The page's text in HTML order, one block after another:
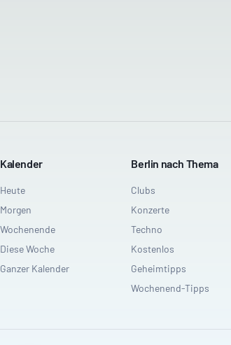
Kalender
Heute
Morgen
Wochenende
Diese Woche
Ganzer Kalender
Berlin nach Thema
Clubs
Konzerte
Techno
Kostenlos
Geheimtipps
Wochenend-Tipps